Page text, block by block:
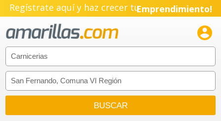
Regístrate aquí y haz crecer tuEmprendimiento!
